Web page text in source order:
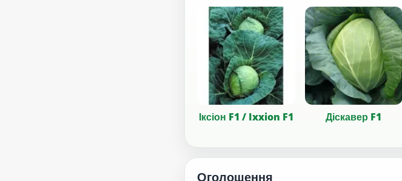
Іксіон F1 / Ixxion F1 Діскавер F1
Оголошення